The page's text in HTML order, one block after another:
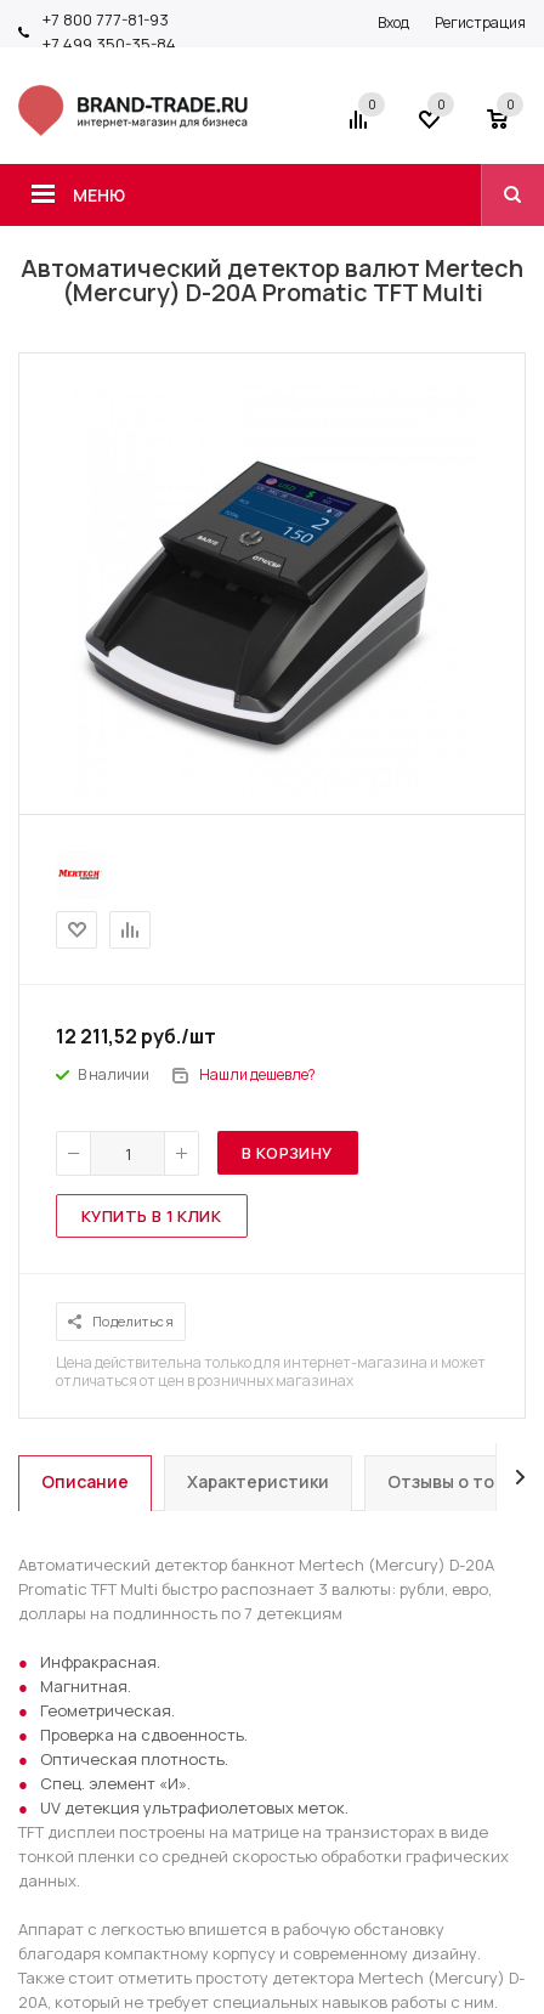
+7 800 777-81-93
+7 499 350-35-84
Вход Регистрация
МЕНЮ
0 0 0
Автоматический детектор валют Mertech
(Mercury) D-20A Promatic TFT Multi
12 211,52 руб./шт
В наличии Нашли дешевле?
В КОРЗИНУ
КУПИТЬ В 1 КЛИК
Поделиться
Цена действительна только для интернет-магазина и может
отличаться от цен в розничных магазинах
Описание Характеристики Отзывы о товаре
Автоматический детектор банкнот Mertech (Mercury) D-20A
Promatic TFT Multi быстро распознает 3 валюты: рубли, евро,
доллары на подлинность по 7 детекциям
Инфракрасная.
Магнитная.
Геометрическая.
Проверка на сдвоенность.
Оптическая плотность.
Спец. элемент «И».
UV детекция ультрафиолетовых меток.
TFT дисплеи построены на матрице на транзисторах в виде
тонкой пленки со средней скоростью обработки графических
данных.
Аппарат с легкостью впишется в рабочую обстановку
благодаря компактному корпусу и современному дизайну.
Также стоит отметить простоту детектора Mertech (Mercury) D-
20A, который не требует специальных навыков работы с ним.